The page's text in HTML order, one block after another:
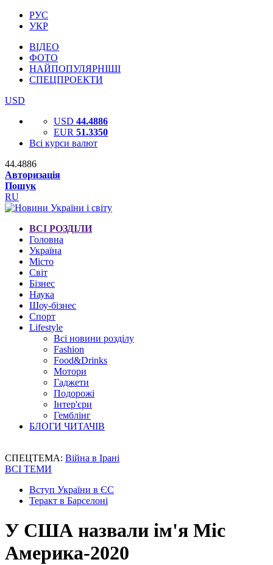
РУС
УКР
ВІДЕО
ФОТО
НАЙПОПУЛЯРНІШІ
СПЕЦПРОЕКТИ
USD
USD 44.4886
EUR 51.3350
Всі курси валют
44.4886
Авторизація
Пошук
RU
ВСІ РОЗДІЛИ
Головна
Україна
Місто
Світ
Бізнес
Наука
Шоу-бізнес
Спорт
Lifestyle
Всі новини розділу
Fashion
Food&Drinks
Мотори
Гаджети
Подорожі
Інтер'єри
Гемблінг
БЛОГИ ЧИТАЧІВ
СПЕЦТЕМА: Війна в Ірані
ВСІ ТЕМИ
Вступ України в ЄС
Теракт в Барселоні
У США назвали ім'я Міс
Америка-2020